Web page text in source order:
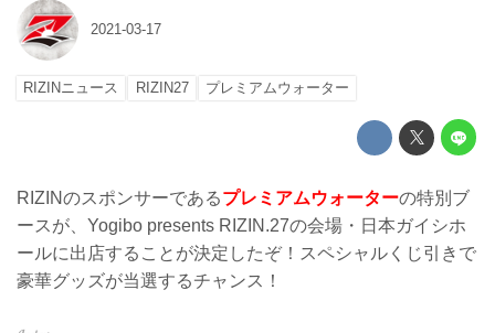
2021-03-17
RIZINニュース RIZIN27 プレミアムウォーター
RIZINのスポンサーであるプレミアムウォーターの特別ブ
ースが、Yogibo presents RIZIN.27の会場・日本ガイシホ
ールに出店することが決定したぞ！スペシャルくじ引きで
豪華グッズが当選するチャンス！